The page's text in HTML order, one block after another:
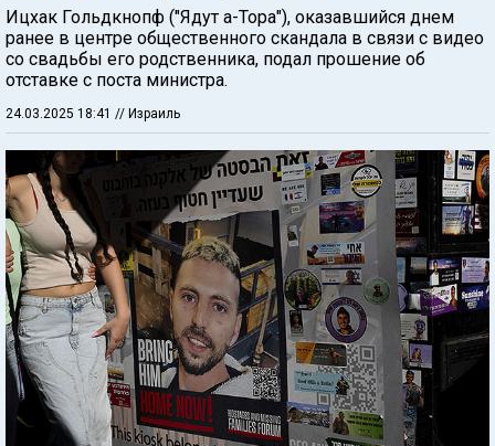
Ицхак Гольдкнопф ("Ядут а-Тора"), оказавшийся днем
ранее в центре общественного скандала в связи с видео
со свадьбы его родственника, подал прошение об
отставке с поста министра.
24.03.2025 18:41 // Израиль